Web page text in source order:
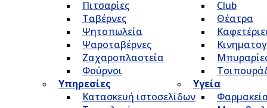
Πιτσαρίες
Ταβέρνες
Ψητοπωλεία
Ψαροταβέρνες
Ζαχαροπλαστεία
Φούρνοι
Club
Θέατρα
Υπηρεσίες
Κατασκευή ιστοσελίδων
Υγεία